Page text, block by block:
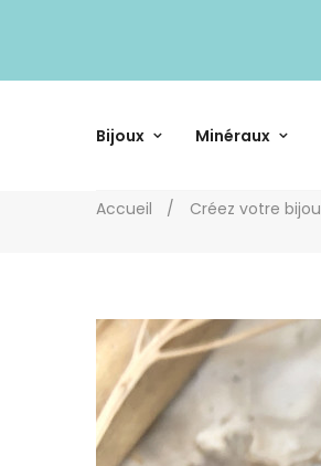
Bijoux Minéraux
Accueil Créez votre bijou